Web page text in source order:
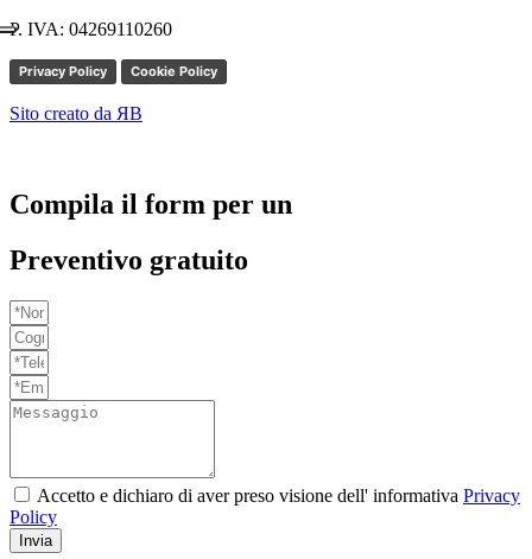
P. IVA: 04269110260
Privacy Policy Cookie Policy
Sito creato da ЯB
Compila il form per un
Preventivo gratuito
Accetto e dichiaro di aver preso visione dell' informativa Privacy
Policy
Invia